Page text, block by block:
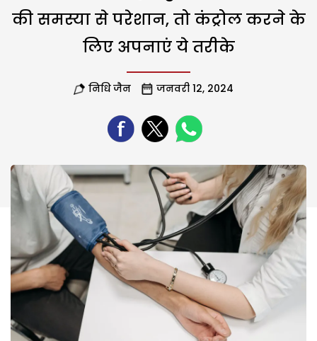
की समस्या से परेशान, तो कंट्रोल करने के
लिए अपनाएं ये तरीके
निधि जैन जनवरी 12, 2024